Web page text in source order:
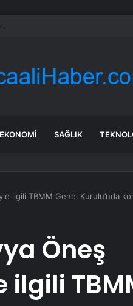
Gül: Gelin, Acıları Değil
EKONOMI SAĞLIK
ilgili TBMM Genel Kurulu’nda
Öneş